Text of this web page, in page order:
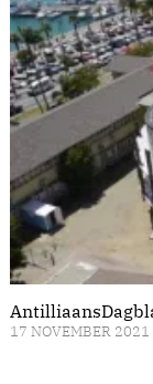
17 NOVEMBER 2021